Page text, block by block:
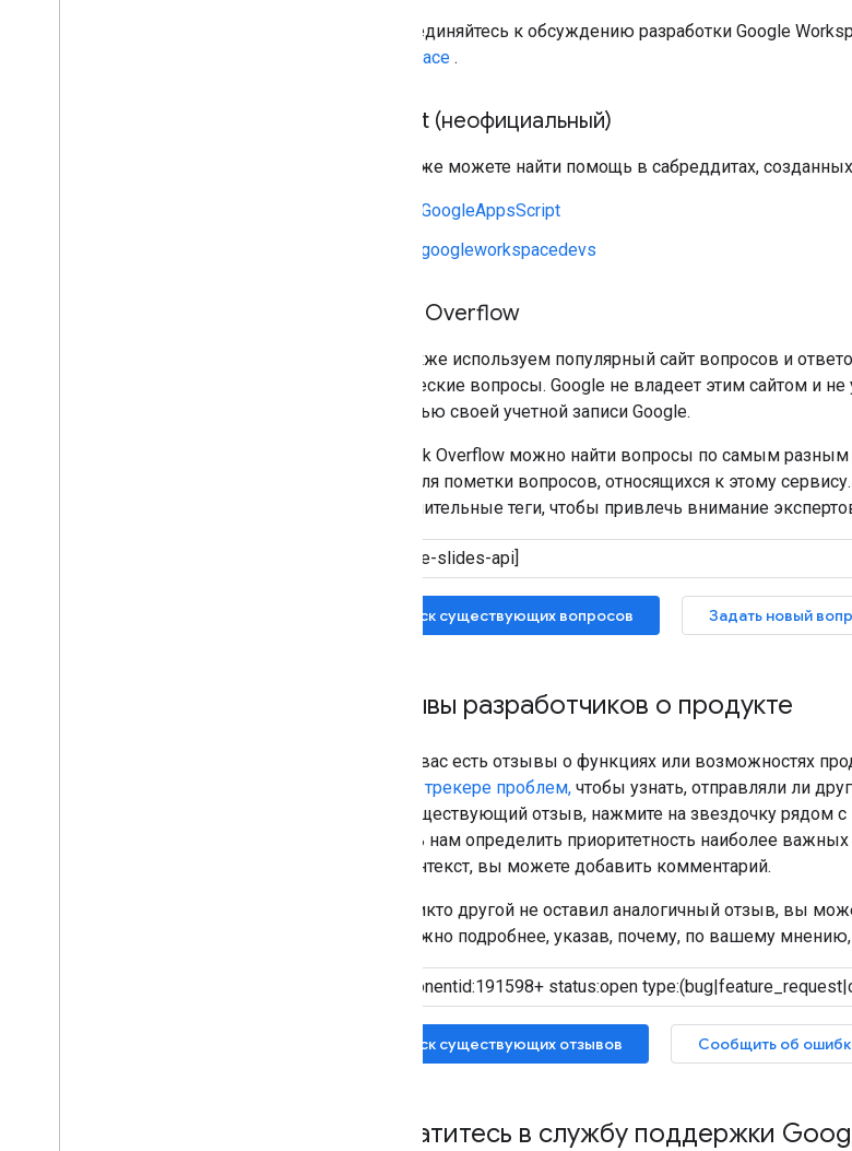
Присоединяйтесь к обсуждению разработки Google
Workspace .
Reddit (неофициальный)
Вы также можете найти помощь в сабреддитах,
r/GoogleAppsScript
r/googleworkspacedevs
Stack Overflow
Мы также используем популярный сайт вопросов и
технические вопросы. Google не владеет этим сайтом и
помощью своей учетной записи Google.
На Stack Overflow можно найти вопросы по самым разным
для пометки вопросов, относящихся к этому
дополнительные теги, чтобы привлечь внимание
Поиск существующих вопросов Задать новый
Отзывы разработчиков о продукте
Если у вас есть отзывы о функциях или возможностях
нашем трекере проблем, чтобы узнать, отправляли ли
уже существующий отзыв, нажмите на звездочку рядом
помочь нам определить приоритетность наиболее
или контекст, вы можете добавить комментарий.
Если никто другой не оставил аналогичный отзыв, вы
как можно подробнее, указав, почему, по вашему
Поиск существующих отзывов Сообщить об
Обратитесь в службу поддержки